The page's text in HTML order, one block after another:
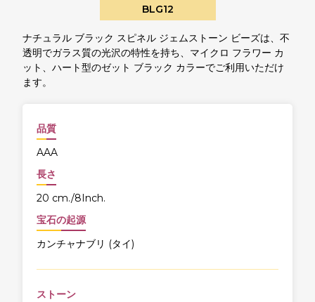
BLG12
ナチュラル ブラック スピネル ジェムストーン ビーズは、不
透明でガラス質の光沢の特性を持ち、マイクロ フラワー カ
ット、ハート型のゼット ブラック カラーでご利用いただけ
ます。
品質
AAA
長さ
20 cm./8Inch.
宝石の起源
カンチャナブリ (タイ)
ストーン